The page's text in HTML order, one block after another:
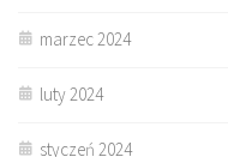
marzec 2024
luty 2024
styczeń 2024